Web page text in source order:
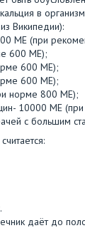
в
Википедии):
МЕ (при
600 МЕ);
600 МЕ);
600 МЕ);
норме 800 МЕ);
10000 МЕ
с большим
даёт до